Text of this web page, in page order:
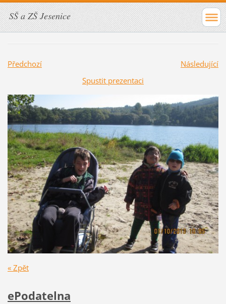
SŠ a ZŠ Jesenice
Předchozí
Následující
Spustit prezentaci
« Zpět
ePodatelna